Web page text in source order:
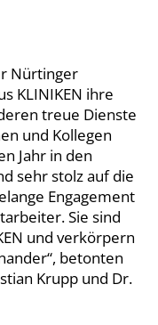
Nürtinger
KLINIKEN ihre
treue Dienste
und Kollegen
Jahr in den
sehr stolz auf die
Engagement
Sie sind
und verkörpern
betonten
Krupp und Dr.